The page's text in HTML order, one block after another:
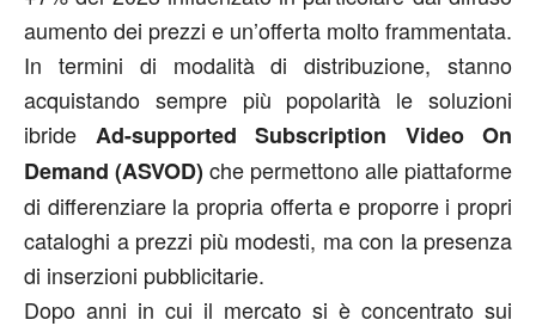
aumento dei prezzi e un’offerta molto frammentata.
In termini di modalità di distribuzione, stanno
acquistando sempre più popolarità le soluzioni
ibride Ad-supported Subscription Video On
Demand (ASVOD) che permettono alle piattaforme
di differenziare la propria offerta e proporre i propri
cataloghi a prezzi più modesti, ma con la presenza
di inserzioni pubblicitarie.
Dopo anni in cui il mercato si è concentrato sui